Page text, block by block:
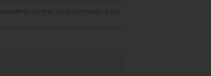
izvora i uz postavljanje linka